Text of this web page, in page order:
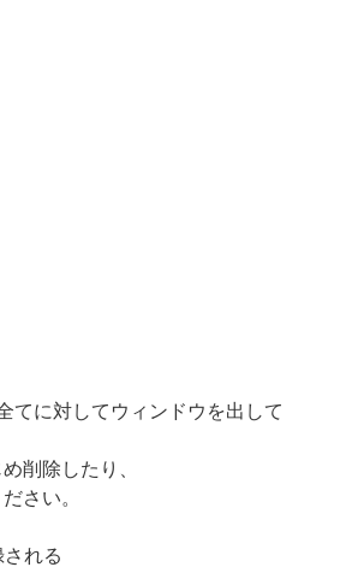
に対してウィンドウを出して
削除したり、
さい。
れる